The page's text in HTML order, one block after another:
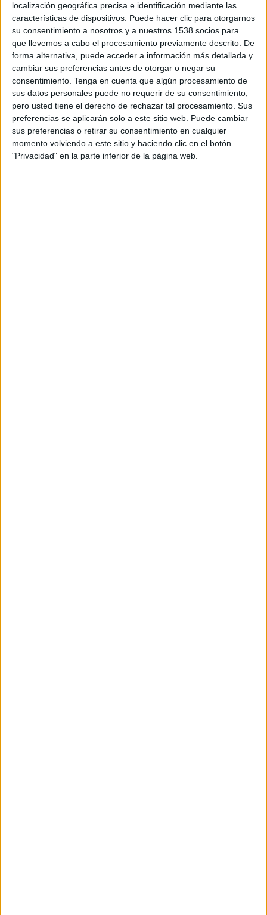
localización geográfica precisa e identificación mediante las
características de dispositivos. Puede hacer clic para otorgarnos
su consentimiento a nosotros y a nuestros 1538 socios para
que llevemos a cabo el procesamiento previamente descrito. De
forma alternativa, puede acceder a información más detallada y
cambiar sus preferencias antes de otorgar o negar su
consentimiento. Tenga en cuenta que algún procesamiento de
sus datos personales puede no requerir de su consentimiento,
pero usted tiene el derecho de rechazar tal procesamiento. Sus
preferencias se aplicarán solo a este sitio web. Puede cambiar
sus preferencias o retirar su consentimiento en cualquier
momento volviendo a este sitio y haciendo clic en el botón
"Privacidad" en la parte inferior de la página web.
Producto: Captación de Fondos- LAE
Contactos del anunciante: Jaime Gregori, Laura
Berges y Eva Sánchez
Agencia: Grow
Dirección de proyecto: Jesús Romero del Hombre
Bueno
Director creativo ejecutivo: Germán Cano
Directores creativos: Carlos Parra y José Montero